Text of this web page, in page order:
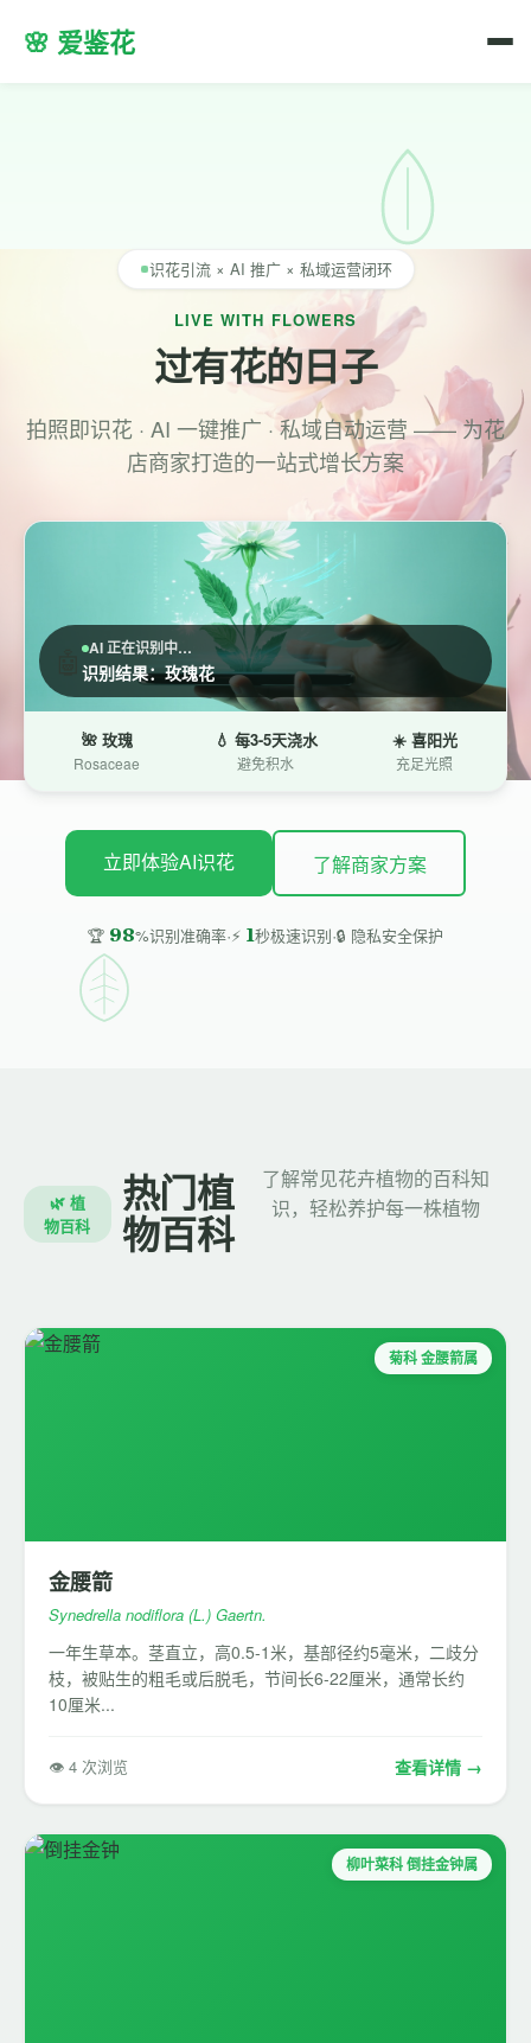
🌸 爱鉴花
识花引流 × AI 推广 × 私域运营闭环
LIVE WITH FLOWERS
过有花的日子
拍照即识花 · AI 一键推广 · 私域自动运营 —— 为花
店商家打造的一站式增长方案
AI 正在识别中…
识别结果：玫瑰花
🌺 玫瑰
Rosaceae
💧 每3-5天浇水
避免积水
☀️ 喜阳光
充足光照
立即体验AI识花 了解商家方案
🏆 98%识别准确率·⚡ 1秒极速识别·🔒 隐私安全保护
🌿 植
物百科
热门植
物百科
了解常见花卉植物的百科知
识，轻松养护每一株植物
菊科 金腰箭属
金腰箭
Synedrella nodiflora (L.) Gaertn.
一年生草本。茎直立，高0.5-1米，基部径约5毫米，二歧分
枝，被贴生的粗毛或后脱毛，节间长6-22厘米，通常长约
10厘米...
👁 4 次浏览 查看详情 →
柳叶菜科 倒挂金钟属